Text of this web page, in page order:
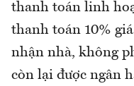
thanh toán linh
thanh toán 10%
nhận nhà, không
còn lại được ngân